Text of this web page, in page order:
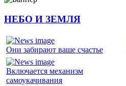
НЕБО И ЗЕМЛЯ
Они забирают ваше счастье
Включается механизм
самоукачивания